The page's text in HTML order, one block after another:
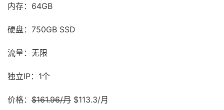
内存：64GB
硬盘：750GB SSD
流量：无限
独立IP：1个
价格： $161.96/月 $113.3/月